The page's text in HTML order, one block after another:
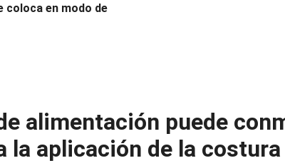
coloca en modo de
alimentación puede
la aplicación de la costura